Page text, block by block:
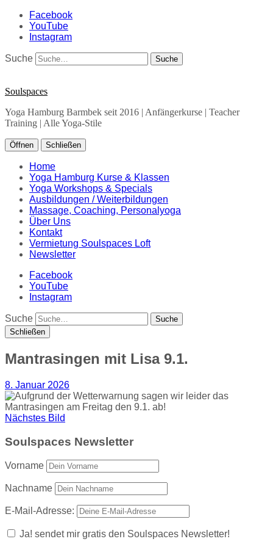
Facebook
YouTube
Instagram
Suche
Soulspaces
Yoga Hamburg Barmbek seit 2016 | Anfängerkurse | Teacher
Training | Alle Yoga-Stile
Öffnen Schließen
Home
Yoga Hamburg Kurse & Klassen
Yoga Workshops & Specials
Ausbildungen / Weiterbildungen
Massage, Coaching, Personalyoga
Über Uns
Kontakt
Vermietung Soulspaces Loft
Newsletter
Facebook
YouTube
Instagram
Suche
Schließen
Mantrasingen mit Lisa 9.1.
8. Januar 2026
Nächstes Bild
Soulspaces Newsletter
Vorname
Nachname
E-Mail-Adresse:
Ja! sendet mir gratis den Soulspaces Newsletter!